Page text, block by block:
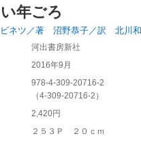
年ごろ
ビネツ／著 沼野恭子／訳 北川
河出書房新社
2016年9月
978-4-309-20716-2
（4-309-20716-2 ）
2,420円
２５３Ｐ ２０ｃｍ